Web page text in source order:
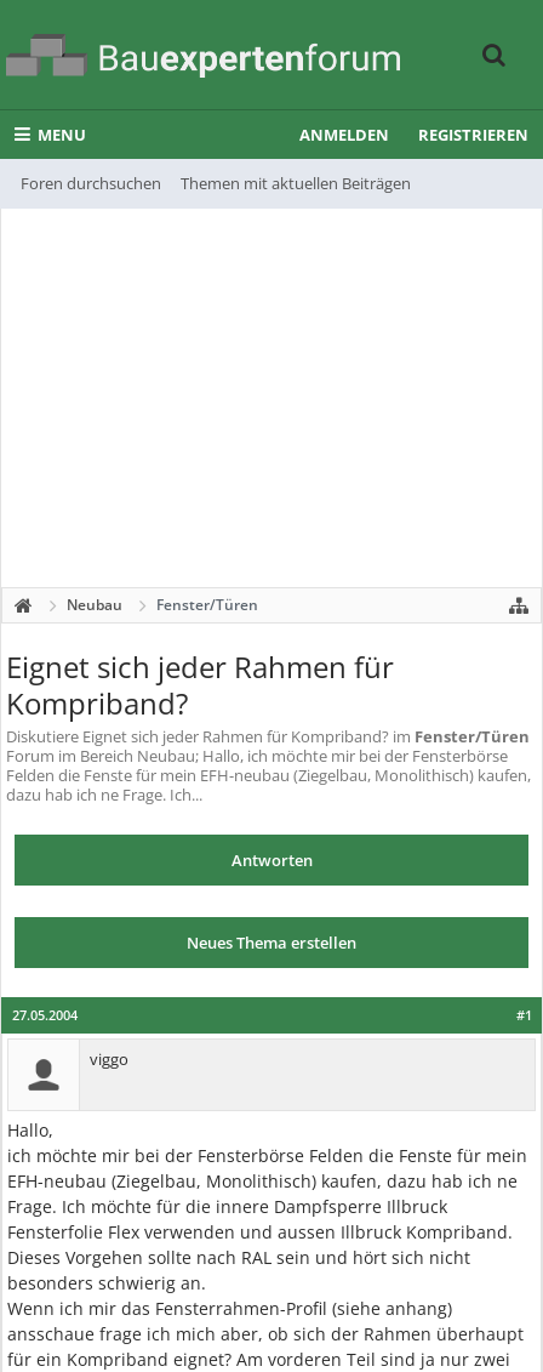
MENU
Foren durchsuchen Themen mit aktuellen Beiträgen
ANMELDEN REGISTRIEREN
Neubau Fenster/Türen
Eignet sich jeder Rahmen für
Kompriband?
Diskutiere Eignet sich jeder Rahmen für Kompriband? im Fenster/Türen
Forum im Bereich Neubau; Hallo, ich möchte mir bei der Fensterbörse
Felden die Fenste für mein EFH-neubau (Ziegelbau, Monolithisch) kaufen,
dazu hab ich ne Frage. Ich...
Antworten
Neues Thema erstellen
#1
27.05.2004
viggo
Hallo,
ich möchte mir bei der Fensterbörse Felden die Fenste für mein
EFH-neubau (Ziegelbau, Monolithisch) kaufen, dazu hab ich ne
Frage. Ich möchte für die innere Dampfsperre Illbruck
Fensterfolie Flex verwenden und aussen Illbruck Kompriband.
Dieses Vorgehen sollte nach RAL sein und hört sich nicht
besonders schwierig an.
Wenn ich mir das Fensterrahmen-Profil (siehe anhang)
ansschaue frage ich mich aber, ob sich der Rahmen überhaupt
für ein Kompriband eignet? Am vorderen Teil sind ja nur zwei